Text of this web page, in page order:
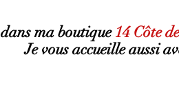
dans ma boutique14 Côte
Je vous accueille aussi